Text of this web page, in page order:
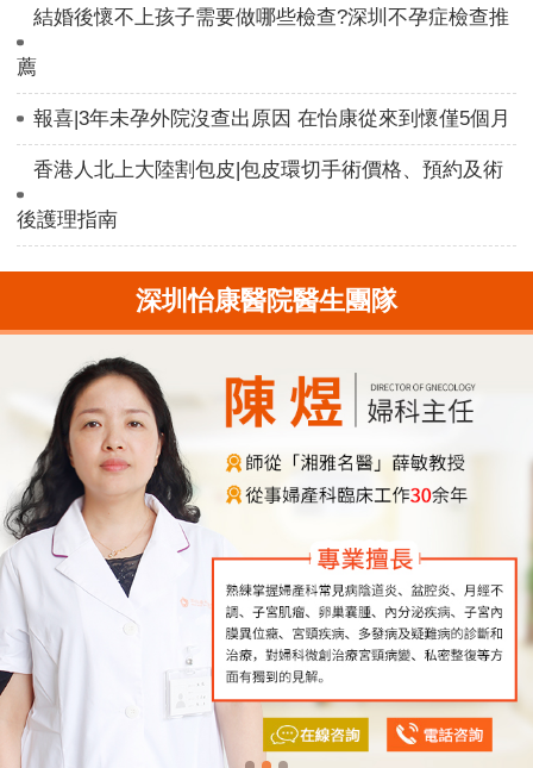
結婚後懷不上孩子需要做哪些檢查?深圳不孕症檢查推
薦
報喜|3年未孕外院沒查出原因 在怡康從來到懷僅5個月
香港人北上大陸割包皮|包皮環切手術價格、預約及術
後護理指南
深圳怡康醫院醫生團隊